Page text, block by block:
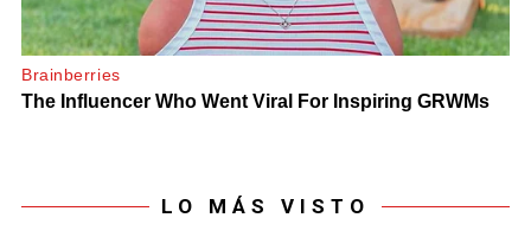
LO MÁS VISTO